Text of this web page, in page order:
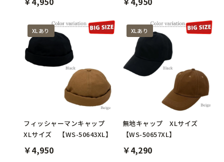
XLあり
フィッシャーマンキャップ
XLサイズ 【WS-50643XL】
￥4,950
XLあり
無地キャップ XLサイズ
【WS-50657XL】
￥4,290